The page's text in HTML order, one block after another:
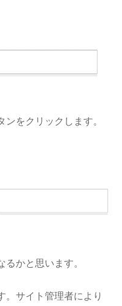
をクリックします。
かと思います。
。サイト管理者により